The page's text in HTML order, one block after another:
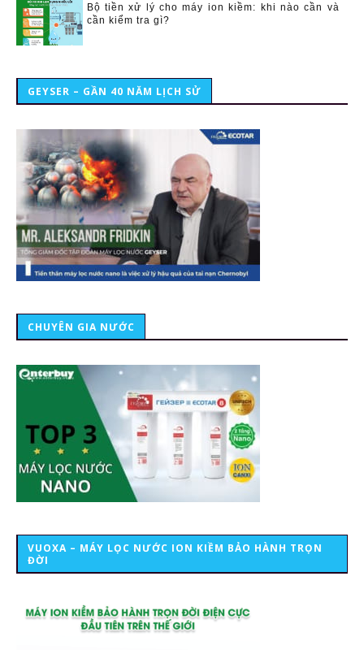
Bộ tiền xử lý cho máy ion kiềm: khi nào cần và
cần kiểm tra gì?
GEYSER – GẦN 40 NĂM LỊCH SỬ
CHUYÊN GIA NƯỚC
VUOXA – MÁY LỌC NƯỚC ION KIỀM BẢO HÀNH TRỌN
ĐỜI